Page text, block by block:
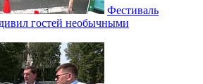
Фестиваль
гостей необычными